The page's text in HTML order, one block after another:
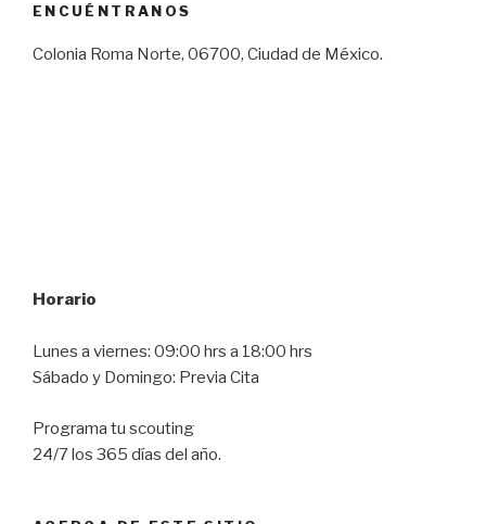
ENCUÉNTRANOS
Colonia Roma Norte, 06700, Ciudad de México.
Horario
Lunes a viernes: 09:00 hrs a 18:00 hrs
Sábado y Domingo: Previa Cita
Programa tu scouting
24/7 los 365 días del año.